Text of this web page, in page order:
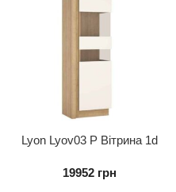
Lyon Lyov03 P Вітрина 1d
19952 грн